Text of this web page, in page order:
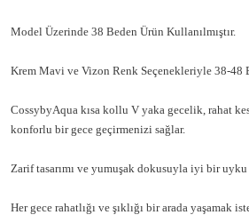
Model Üzerinde 38 Beden Ürün Kullanılmıştır.
Krem Mavi ve Vizon Renk Seçenekleriyle 38-48
CossybyAqua kısa kollu V yaka gecelik, rahat
konforlu bir gece geçirmenizi sağlar.
Zarif tasarımı ve yumuşak dokusuyla iyi bir
Her gece rahatlığı ve şıklığı bir arada yaşamak